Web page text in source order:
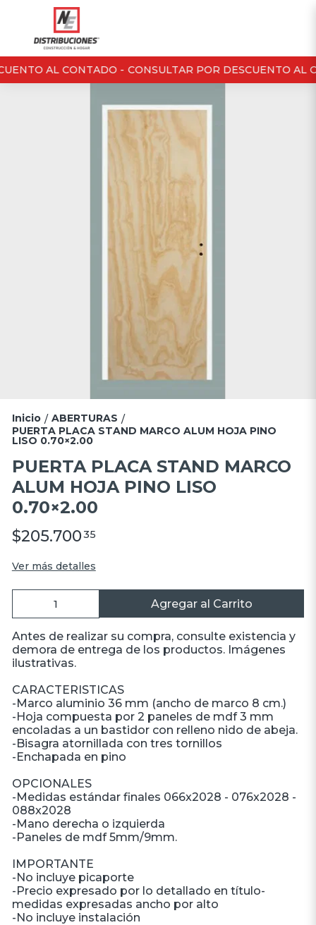
AL CONTADO - CONSULTAR POR DESCUENTO AL
Inicio / ABERTURAS /
PUERTA PLACA STAND MARCO ALUM HOJA PINO
LISO 0.70×2.00
PUERTA PLACA STAND MARCO
ALUM HOJA PINO LISO
0.70×2.00
$205.70035
Ver más detalles
Agregar al Carrito
Antes de realizar su compra, consulte existencia y
demora de entrega de los productos. Imágenes
ilustrativas.
CARACTERISTICAS
-Marco aluminio 36 mm (ancho de marco 8 cm.)
-Hoja compuesta por 2 paneles de mdf 3 mm
encoladas a un bastidor con relleno nido de abeja.
-Bisagra atornillada con tres tornillos
-Enchapada en pino
OPCIONALES
-Medidas estándar finales 066x2028 - 076x2028 -
088x2028
-Mano derecha o izquierda
-Paneles de mdf 5mm/9mm.
IMPORTANTE
-No incluye picaporte
-Precio expresado por lo detallado en título-
medidas expresadas ancho por alto
-No incluye instalación